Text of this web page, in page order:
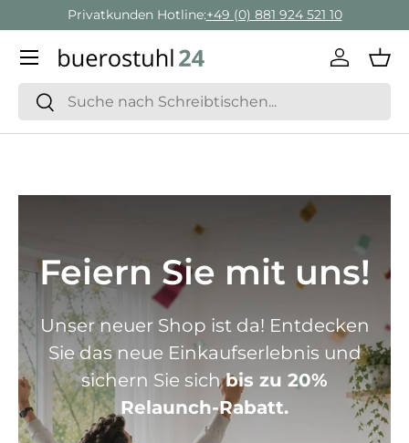
Direkt zum Inhalt
Geschäftskunden Beratung:+ 49 (0) 881 924 521 22
Suchen
Suchen
Menü
Feiern Sie mit uns!
Unser neuer Shop ist da! Entdecken
Sie das neue Einkaufserlebnis und
sichern Sie sichbis zu 20%
Relaunch-Rabatt.